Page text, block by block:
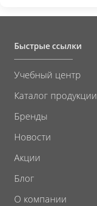
Быстрые ссылки
Учебный центр
Каталог продукции
Бренды
Новости
Акции
Блог
О компании